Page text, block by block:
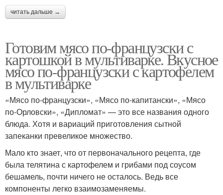
читать дальше →
Готовим мясо по-французски с
картошкой в мультиварке. Вкусное
мясо по-французски с картофелем
в мультиварке
«Мясо по-французски», «Мясо по-капитански», «Мясо
по-Орловски», «Дипломат» — это все названия одного
блюда. Хотя и вариаций приготовления сытной
запеканки превеликое множество.
Мало кто знает, что от первоначального рецепта, где
была телятина с картофелем и грибами под соусом
бешамель, почти ничего не осталось. Ведь все
компоненты легко взаимозаменяемы.